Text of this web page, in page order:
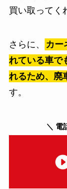
買い取ってく
さらに、
カー
れている車で
れるため、廃
す。
＼ 電